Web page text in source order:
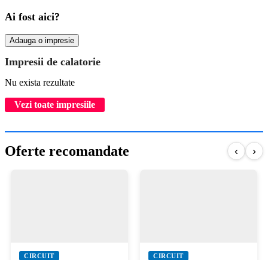
Ai fost aici?
Adauga o impresie
Impresii de calatorie
Nu exista rezultate
Vezi toate impresiile
Oferte recomandate ‹ ›
CIRCUIT CIRCUIT